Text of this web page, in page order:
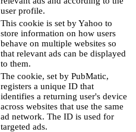
user profile.
This cookie is set by Yahoo to
store information on how users
behave on multiple websites so
that relevant ads can be displayed
to them.
The cookie, set by PubMatic,
registers a unique ID that
identifies a returning user's device
across websites that use the same
ad network. The ID is used for
targeted ads.